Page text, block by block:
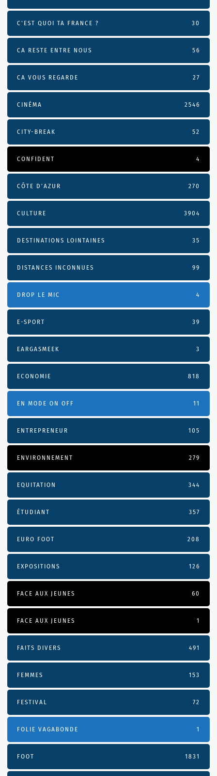
C'EST QUOI TA FRANCE ? 30
CA RESTE ENTRE NOUS 56
CA VOUS REGARDE 27
CINÉMA 2546
CITY-BREAK 52
CONFIDENT 4
CÔTE D’AZUR 270
CULTURE 3904
DESTINATIONS LOINTAINES 35
DISTANCES INCONNUES 99
DROP LE MIC 4
E-SPORT 39
EARGASMEEK 3
ECONOMIE 818
EN MODE ON OFF 11
ENTREPRENEUR 105
ENVIRONNEMENT 279
EQUITATION 344
ÉTUDIANT 357
EURO FOOT 208
EXPOSITIONS 126
FACE AUX JEUNES 60
FACE AUX JEUNES 1
FAITS DIVERS 491
FEMMES 153
FESTIVAL 72
FOLIE VAGABONDE 1
FOOT 1831